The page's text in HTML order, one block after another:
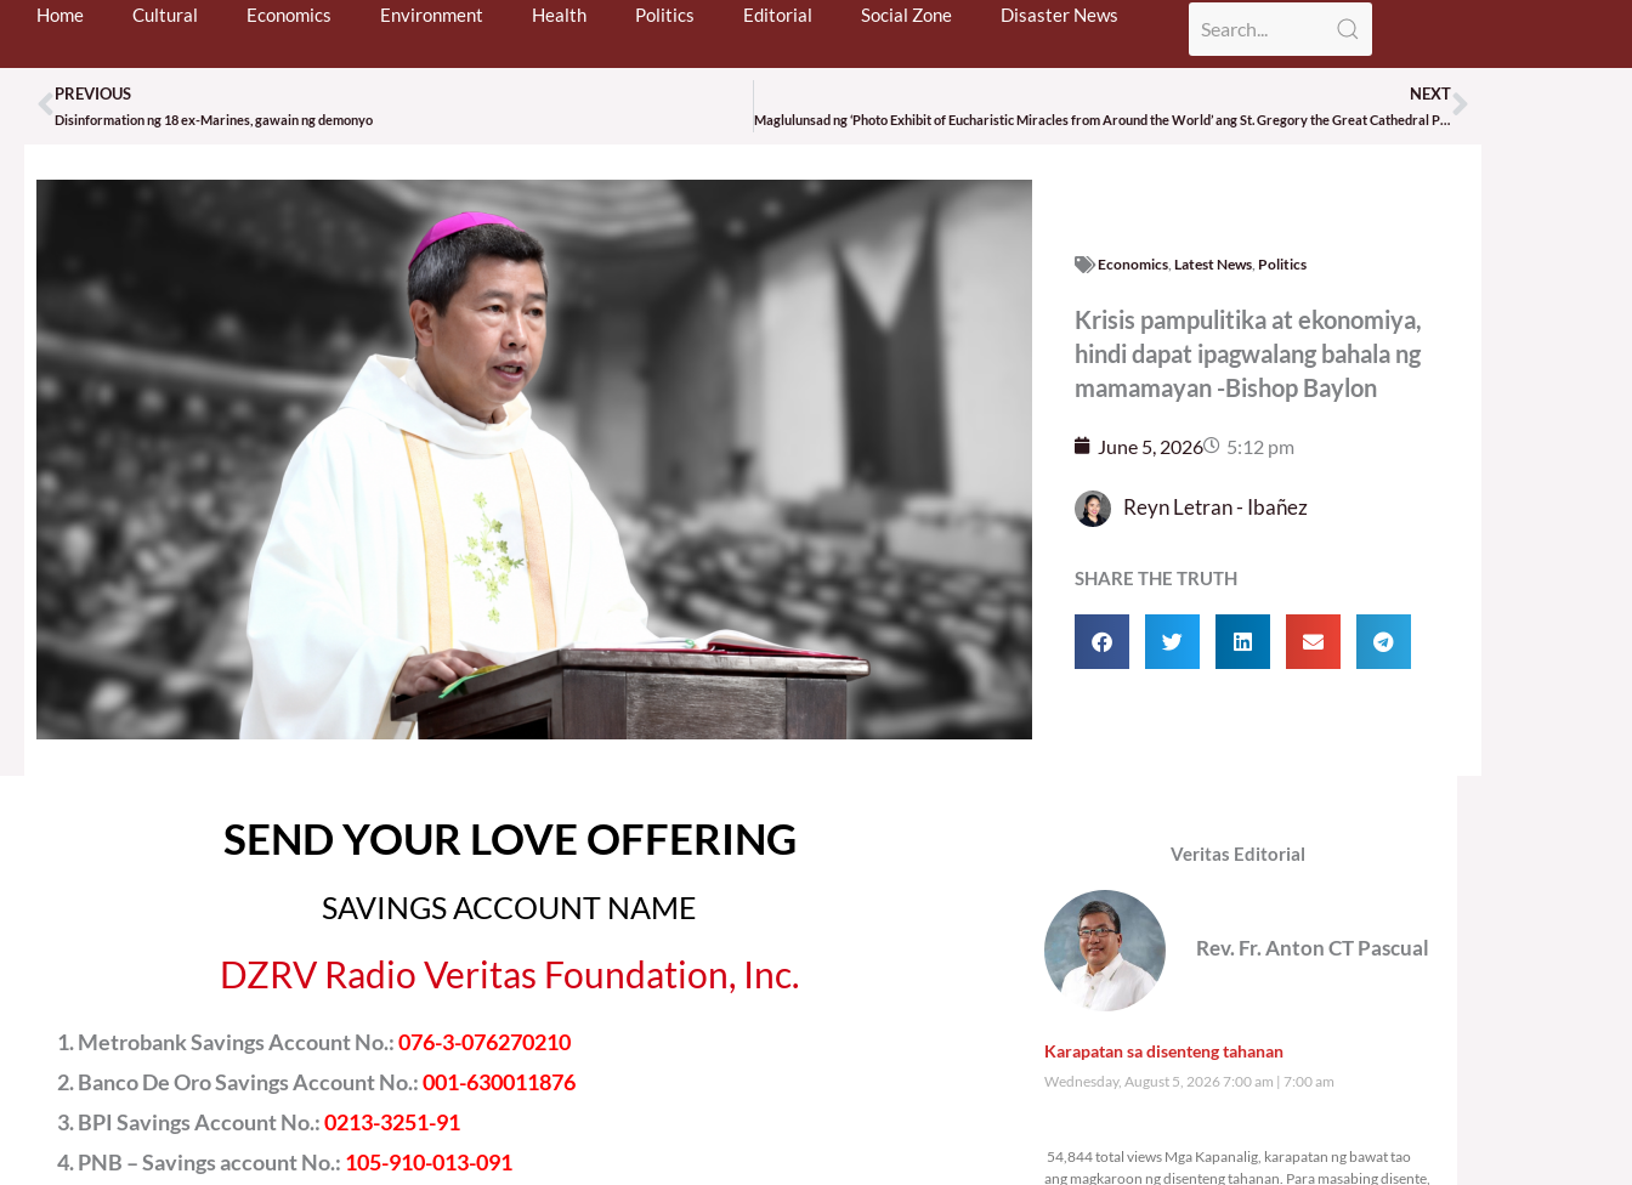
Home Cultural Economics Environment Health Politics Editorial Social Zone Disaster News
Prev
PREVIOUS
Disinformation ng 18 ex-Marines, gawain ng demonyo
NEXT
Maglulunsad ng ‘Photo Exhibit of Eucharistic Miracles from Around the World’ ang St. Gregory the Great Cathedral Parish o Albay Cathedral bilang bahagi ng pagdiriwang ng Dakilang Kapistahan ng Katawan at Dugo ni Kristo o Corpus Christi. Next
Economics, Latest News, Politics
Krisis pampulitika at ekonomiya,
hindi dapat ipagwalang bahala ng
mamamayan -Bishop Baylon
June 5, 2026 5:12 pm
Reyn Letran - Ibañez
SHARE THE TRUTH
SEND YOUR LOVE OFFERING
SAVINGS ACCOUNT NAME
DZRV Radio Veritas Foundation, Inc.
Metrobank Savings Account No.:076-3-076270210
Banco De Oro Savings Account No.:001-630011876
BPI Savings Account No.:0213-3251-91
PNB – Savings account No.: 105-910-013-091
Veritas Editorial
Rev. Fr. Anton CT Pascual
Karapatan sa disenteng tahanan
Wednesday, August 5, 2026 7:00 am 7:00 am
54,844 total views Mga Kapanalig, karapatan ng bawat tao
ang magkaroon ng disenteng tahanan. Para masabing disente,